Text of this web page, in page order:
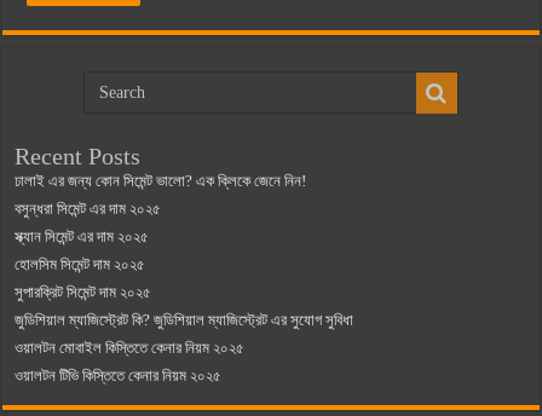
Recent Posts
ঢালাই এর জন্য কোন সিমেন্ট ভালো? এক ক্লিকে জেনে নিন!
বসুন্ধরা সিমেন্ট এর দাম ২০২৫
স্ক্যান সিমেন্ট এর দাম ২০২৫
হোলসিম সিমেন্ট দাম ২০২৫
সুপারক্রিট সিমেন্ট দাম ২০২৫
জুডিশিয়াল ম্যাজিস্ট্রেট কি? জুডিশিয়াল ম্যাজিস্ট্রেট এর সুযোগ সুবিধা
ওয়ালটন মোবাইল কিস্তিতে কেনার নিয়ম ২০২৫
ওয়ালটন টিভি কিস্তিতে কেনার নিয়ম ২০২৫